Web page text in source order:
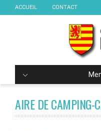
ACCUEIL CONTACT
AIRE DE CAMPING-